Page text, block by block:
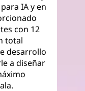
IA y en
con 12
total
desarrollo
a diseñar